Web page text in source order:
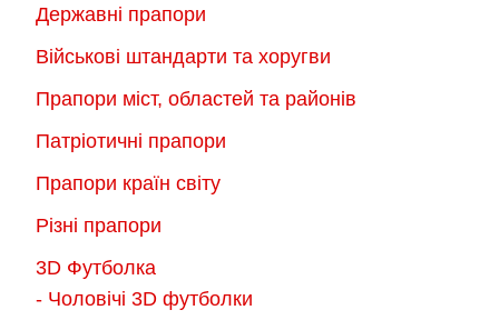
на
сторінці
товару
Державні прапори
Військові штандарти та хоругви
Прапори міст, областей та районів
Патріотичні прапори
Прапори країн світу
Різні прапори
3D Футболка
- Чоловічі 3D футболки